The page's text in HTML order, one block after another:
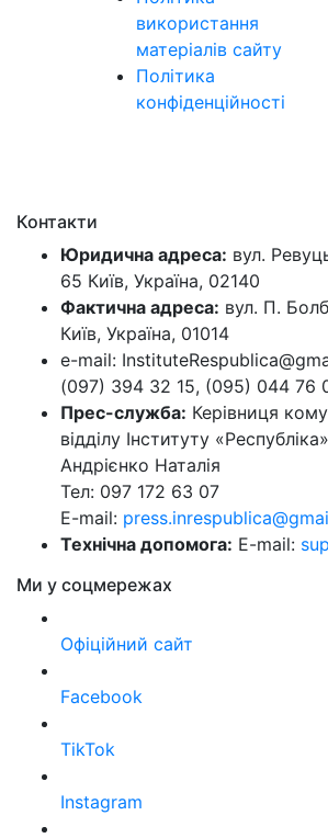
використання
матеріалів сайту
Політика
конфіденційності
Контакти
Юридична адреса: вул.
65 Київ, Україна, 02140
Фактична адреса: вул. П.
Київ, Україна, 01014
e-mail:
(097) 394 32 15, (095) 044 76
Прес-служба: Керівниця
відділу Інституту «Республіка»
Андрієнко Наталія
Тел: 097 172 63 07
E-mail:
Технічна допомога: E-mail:
Ми у соцмережах
Офіційний сайт
Facebook
TikTok
Instagram